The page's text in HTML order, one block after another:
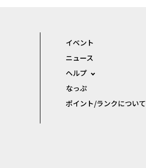
イベント
ニュース
ヘルプ
なっぷ
ポイント/ランクについて